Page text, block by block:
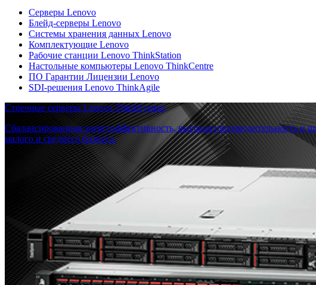
Серверы Lenovo
Блейд-серверы Lenovo
Системы хранения данных Lenovo
Комплектующие Lenovo
Рабочие станции Lenovo ThinkStation
Настольные компьютеры Lenovo ThinkCentre
ПО Гарантии Лицензии Lenovo
SDI-решения Lenovo ThinkAgile
Стоечные серверы Lenovo ThinkSystem
Сбалансированная энергоэффективность, высокая производительность
малого и среднего бизнеса.